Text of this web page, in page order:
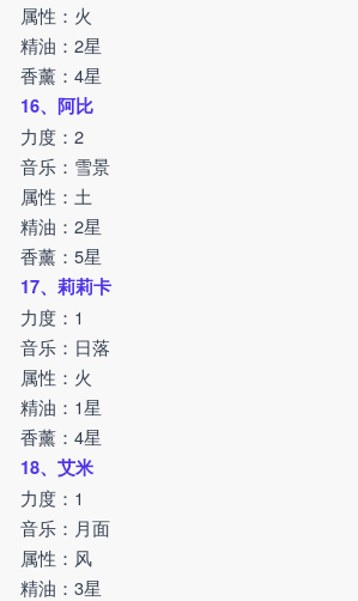
属性：火
精油：2星
香薰：4星
16、阿比
力度：2
音乐：雪景
属性：土
精油：2星
香薰：5星
17、莉莉卡
力度：1
音乐：日落
属性：火
精油：1星
香薰：4星
18、艾米
力度：1
音乐：月面
属性：风
精油：3星